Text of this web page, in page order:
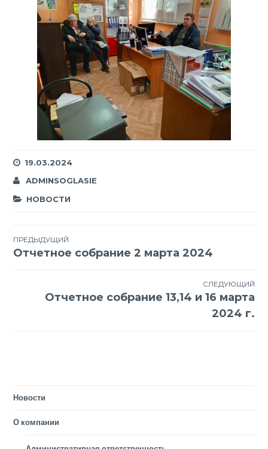
19.03.2024
ADMINSOGLASIE
НОВОСТИ
Навигация
ПРЕДЫДУЩИЙ
Отчетное собрание 2 марта 2024
СЛЕДУЮЩИЙ
Отчетное собрание 13,14 и 16 марта
2024 г.
Новости
О компании